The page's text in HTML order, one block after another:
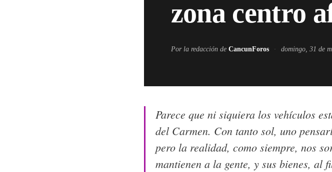
zona centro
Por la redacción de CancunForos · domingo, 31 de
Parece que ni siquiera los vehículos
del Carmen. Con tanto sol, uno
pero la realidad, como siempre, nos
mantienen a la gente, y sus bienes, al